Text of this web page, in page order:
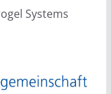
Systems